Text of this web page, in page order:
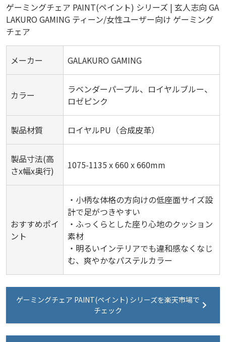
ゲーミングチェア PAINT(ペイント) シリーズ | 玄人志向 GA
LAKURO GAMING ティーン/女性ユーザー向け ゲーミング
チェア
メーカー GALAKURO GAMING
カラー
ラベンダーパープル、ロイヤルブルー、
ロゼピンク
製品材質 ロイヤルPU（合成皮革）
製品寸法(高
さx幅x奥行)
1075-1135 x 660 x 660mm
おすすめポイ
ント
・小柄な体格の方向けの低座面サイズ設
計で足がつきやすい
・ふっくらとした座り心地のクッション
素材
・明るいインテリアでも違和感なくなじ
む、爽やかなパステルカラー
ゲーミングチェア PAINT(ペイント) シリーズを楽天市場で
チェック